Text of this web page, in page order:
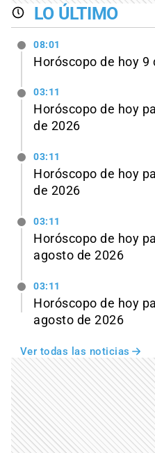
LO ÚLTIMO
08:01
Horóscopo de hoy 9
03:11
Horóscopo de hoy
de 2026
03:11
Horóscopo de hoy
de 2026
03:11
Horóscopo de hoy
agosto de 2026
03:11
Horóscopo de hoy
agosto de 2026
Ver todas las noticias